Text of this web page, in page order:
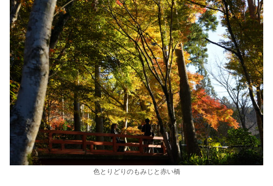
色とりどりのもみじと赤い橋